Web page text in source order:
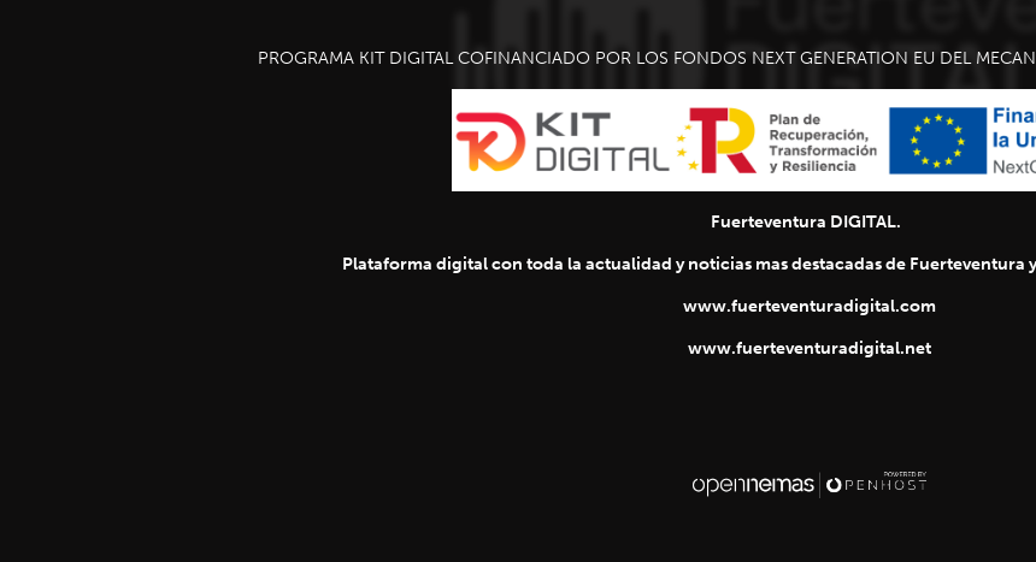
PROGRAMA KIT DIGITAL COFINANCIADO POR LOS FONDOS NEXT GENERATION EU DEL
Fuerteventura DIGITAL.
Plataforma digital con toda la actualidad y noticias mas destacadas de Fuerteventura
www.fuerteventuradigital.com
www.fuerteventuradigital.net